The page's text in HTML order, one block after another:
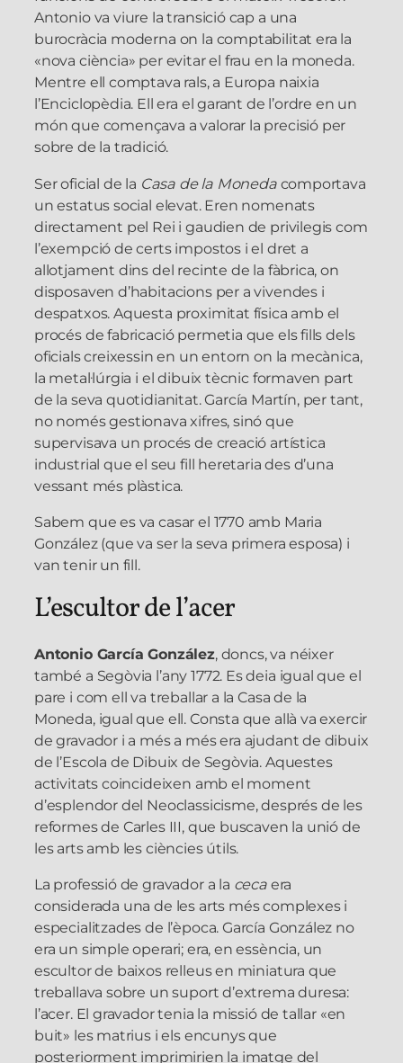
Antonio va viure la transició cap a una
burocràcia moderna on la comptabilitat era la
«nova ciència» per evitar el frau en la moneda.
Mentre ell comptava rals, a Europa naixia
l’Enciclopèdia. Ell era el garant de l’ordre en un
món que començava a valorar la precisió per
sobre de la tradició.
Ser oficial de la Casa de la Monedacomportava
un estatus social elevat. Eren nomenats
directament pel Rei i gaudien de privilegis com
l’exempció de certs impostos i el dret a
allotjament dins del recinte de la fàbrica, on
disposaven d’habitacions per a vivendes i
despatxos. Aquesta proximitat física amb el
procés de fabricació permetia que els fills dels
oficials creixessin en un entorn on la mecànica,
la metal·lúrgia i el dibuix tècnic formaven part
de la seva quotidianitat. García Martín, per tant,
no només gestionava xifres, sinó que
supervisava un procés de creació artística
industrial que el seu fill heretaria des d’una
vessant més plàstica.
Sabem que es va casar el 1770 amb Maria
González (que va ser la seva primera esposa) i
van tenir un fill.
L’escultor de l’acer
Antonio García González, doncs, va néixer
també a Segòvia l’any 1772. Es deia igual que el
pare i com ell va treballar a la Casa de la
Moneda, igual que ell. Consta que allà va exercir
de gravador i a més a més era ajudant de dibuix
de l’Escola de Dibuix de Segòvia. Aquestes
activitats coincideixen amb el moment
d’esplendor del Neoclassicisme, després de les
reformes de Carles III, que buscaven la unió de
les arts amb les ciències útils.
La professió de gravador a la ceca era
considerada una de les arts més complexes i
especialitzades de l’època. García González no
era un simple operari; era, en essència, un
escultor de baixos relleus en miniatura que
treballava sobre un suport d’extrema duresa:
l’acer. El gravador tenia la missió de tallar «en
buit» les matrius i els encunys que
posteriorment imprimirien la imatge del